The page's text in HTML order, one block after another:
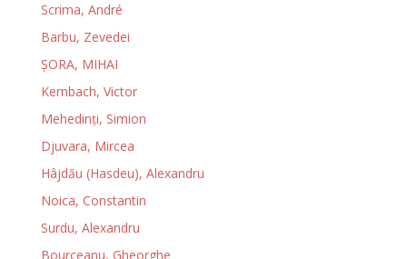
Scrima, André
Barbu, Zevedei
ȘORA, MIHAI
Kernbach, Victor
Mehedinţi, Simion
Djuvara, Mircea
Hâjdău (Hasdeu), Alexandru
Noica, Constantin
Surdu, Alexandru
Bourceanu, Gheorghe